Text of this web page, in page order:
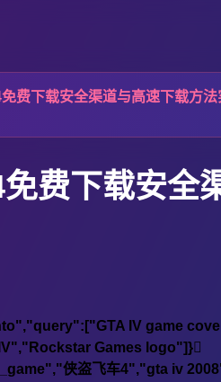
费下载安全渠道与高速下载方
费下载安全
IV game
Games logo"]}
侠盗飞车4","gta iv